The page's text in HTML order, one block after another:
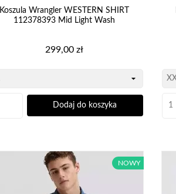
Koszula Wrangler WESTERN SHIRT
112378393 Mid Light Wash
Cena
299,00 zł
Dodaj do koszyka
NOWY